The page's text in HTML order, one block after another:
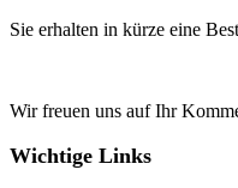
Sie erhalten in kürze eine
Wir freuen uns auf Ihr
Wichtige Links